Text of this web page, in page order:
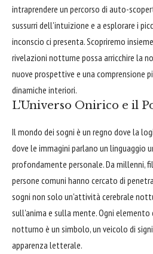
intraprendere un percorso di auto-
sussurri dell'intuizione e a esplorare i
inconscio ci presenta. Scopriremo
rivelazioni notturne possa arricchire la
nuove prospettive e una comprensione
dinamiche interiori.
L'Universo Onirico e il
Il mondo dei sogni è un regno dove la
dove le immagini parlano un linguaggio
profondamente personale. Da millenni,
persone comuni hanno cercato di
sogni non solo un'attività cerebrale
sull'anima e sulla mente. Ogni
notturno è un simbolo, un veicolo di
apparenza letterale.